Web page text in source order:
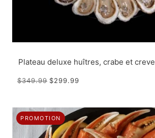
Plateau deluxe huîtres, crabe et
$349.99 $299.99
PROMOTION